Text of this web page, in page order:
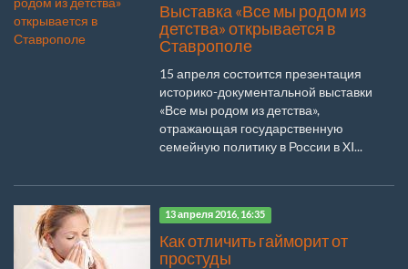
Выставка «Все мы родом из
детства» открывается в
Ставрополе
15 апреля состоится презентация
историко-документальной выставки
«Все мы родом из детства»,
отражающая государственную
семейную политику в России в XI...
13 апреля 2016, 16:35
Как отличить гайморит от
простуды